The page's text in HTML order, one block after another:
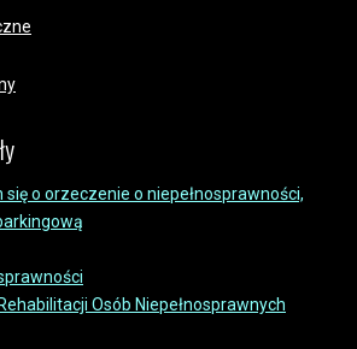
się o orzeczenie o niepełnosprawności,
Osób Niepełnosprawnych